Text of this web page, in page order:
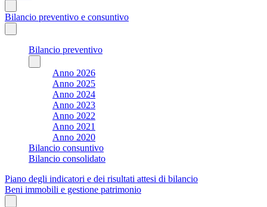
Bilancio preventivo e consuntivo
Bilancio preventivo
Anno 2026
Anno 2025
Anno 2024
Anno 2023
Anno 2022
Anno 2021
Anno 2020
Bilancio consuntivo
Bilancio consolidato
Piano degli indicatori e dei risultati attesi di bilancio
Beni immobili e gestione patrimonio